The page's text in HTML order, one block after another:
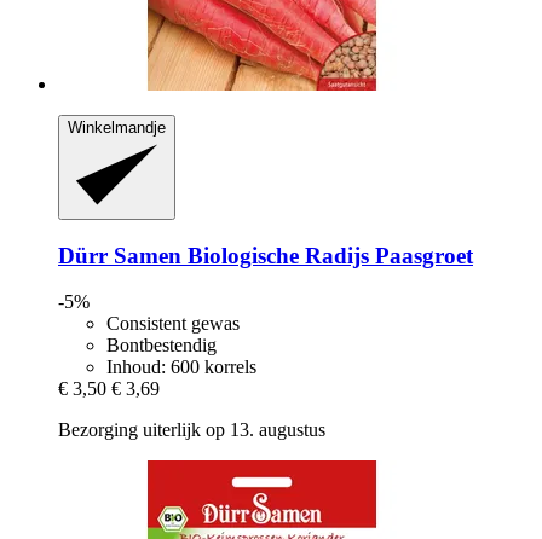
Winkelmandje
Dürr Samen Biologische Radijs Paasgroet
-5%
Consistent gewas
Bontbestendig
Inhoud: 600 korrels
€ 3,50 € 3,69
Bezorging uiterlijk op 13. augustus